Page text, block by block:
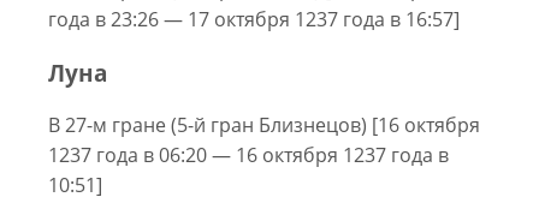
года в 23:26 — 17 октября 1237 года в 16:57]
Луна
В 27-м гране (5-й гран Близнецов) [16 октября
1237 года в 06:20 — 16 октября 1237 года в
10:51]